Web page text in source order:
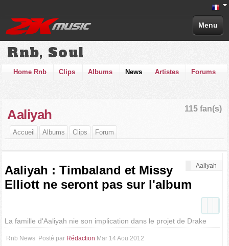
Menu
Rnb, Soul
Home Rnb Clips Albums News Artistes Forums
115 fan(s)
Aaliyah
Accueil Albums Clips Forum
Aaliyah
Aaliyah : Timbaland et Missy
Elliott ne seront pas sur l'album
La famille d'Aaliyah nie son implication dans le projet de Drake
Rnb News Posté par Rédaction Mar 14 Aou 2012